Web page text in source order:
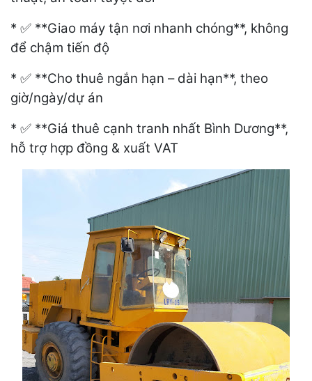
* ✅ **Giao máy tận nơi nhanh chóng**, không
để chậm tiến độ
* ✅ **Cho thuê ngắn hạn – dài hạn**, theo
giờ/ngày/dự án
* ✅ **Giá thuê cạnh tranh nhất Bình Dương**,
hỗ trợ hợp đồng & xuất VAT